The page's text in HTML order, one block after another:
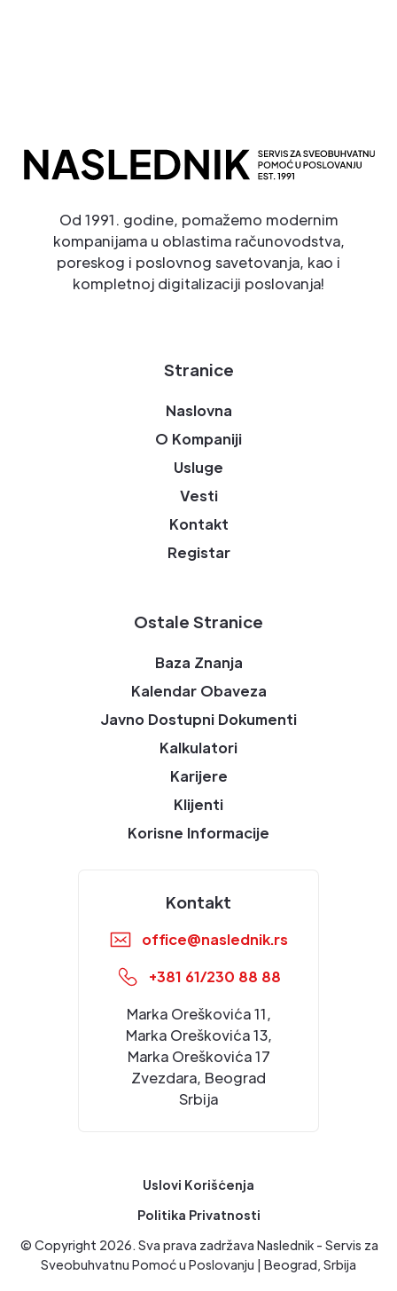
Od 1991. godine, pomažemo modernim
kompanijama u oblastima računovodstva,
poreskog i poslovnog savetovanja, kao i
kompletnoj digitalizaciji poslovanja!
Stranice
Naslovna
O Kompaniji
Usluge
Vesti
Kontakt
Registar
Ostale Stranice
Baza Znanja
Kalendar Obaveza
Javno Dostupni Dokumenti
Kalkulatori
Karijere
Klijenti
Korisne Informacije
Kontakt
office@naslednik.rs
+381 61/230 88 88
Marka Oreškovića 11,
Marka Oreškovića 13,
Marka Oreškovića 17
Zvezdara, Beograd
Srbija
Uslovi Korišćenja
Politika Privatnosti
© Copyright 2026. Sva prava zadržava Naslednik - Servis za
Sveobuhvatnu Pomoć u Poslovanju | Beograd, Srbija